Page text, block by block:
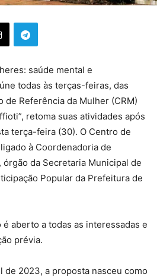
saúde mental e
todas às terças-feiras, das
de Referência da Mulher (CRM)
retoma suas atividades após
terça-feira (30). O Centro de
à Coordenadoria de
da Secretaria Municipal de
Popular da Prefeitura de
aberto a todas as interessadas e
prévia.
de 2023, a proposta nasceu como